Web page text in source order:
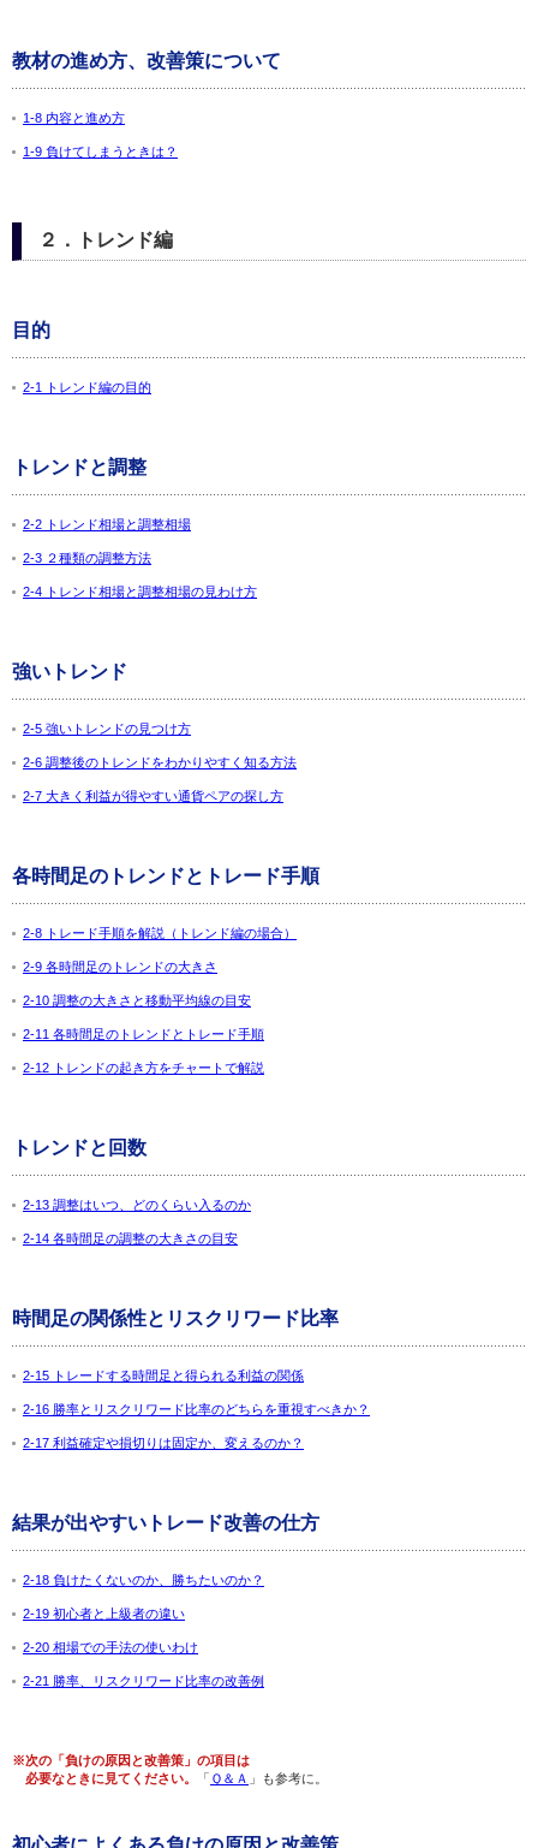
教材の進め方、改善策について
1-8 内容と進め方
1-9 負けてしまうときは？
２．トレンド編
目的
2-1 トレンド編の目的
トレンドと調整
2-2 トレンド相場と調整相場
2-3 ２種類の調整方法
2-4 トレンド相場と調整相場の見わけ方
強いトレンド
2-5 強いトレンドの見つけ方
2-6 調整後のトレンドをわかりやすく知る方法
2-7 大きく利益が得やすい通貨ペアの探し方
各時間足のトレンドとトレード手順
2-8 トレード手順を解説（トレンド編の場合）
2-9 各時間足のトレンドの大きさ
2-10 調整の大きさと移動平均線の目安
2-11 各時間足のトレンドとトレード手順
2-12 トレンドの起き方をチャートで解説
トレンドと回数
2-13 調整はいつ、どのくらい入るのか
2-14 各時間足の調整の大きさの目安
時間足の関係性とリスクリワード比率
2-15 トレードする時間足と得られる利益の関係
2-16 勝率とリスクリワード比率のどちらを重視すべきか？
2-17 利益確定や損切りは固定か、変えるのか？
結果が出やすいトレード改善の仕方
2-18 負けたくないのか、勝ちたいのか？
2-19 初心者と上級者の違い
2-20 相場での手法の使いわけ
2-21 勝率、リスクリワード比率の改善例
※次の「負けの原因と改善策」の項目は
必要なときに見てください。
「 Ｑ＆Ａ 」も参考に。